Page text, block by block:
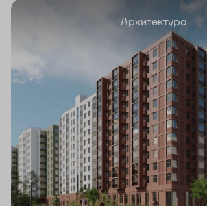
Архитектура